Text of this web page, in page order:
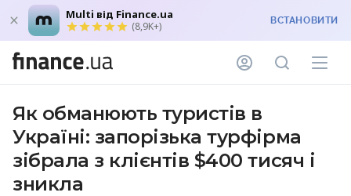
Multi від Finance.ua
(8,9K+) ВСТАНОВИТИ
Як обманюють туристів в
Україні: запорізька турфірма
зібрала з клієнтів $400 тисяч і
зникла